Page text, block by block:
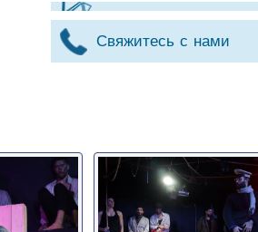
Свяжитесь с нами